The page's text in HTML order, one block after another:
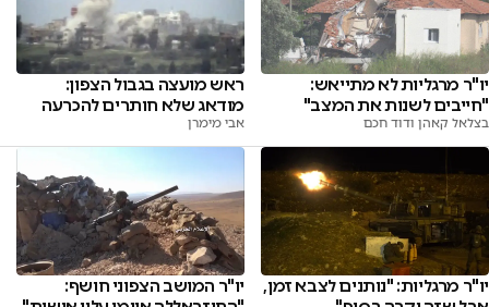
יו"ר מרגליות לא מתייאש:
"חייבים לשנות את המצב"
בצלאל קאהן ודוד חכם
ראש מועצה בגבול הצפון:
מודאג שלא חותרים להכרעה
אבי מימרן
יו"ר מרגליות: "נותנים לצבא זמן,
יו"ר המושב הצפוני חושף: